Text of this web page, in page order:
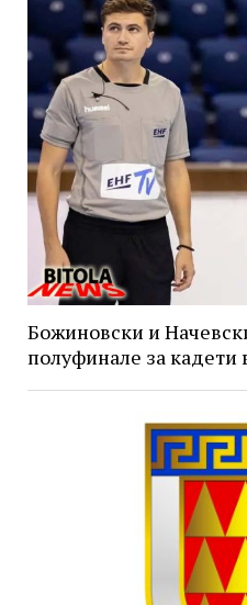
Божиновски и
полуфинале за кадети